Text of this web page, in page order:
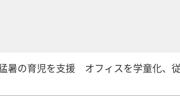
暑の育児を支援 オフィスを学童化、